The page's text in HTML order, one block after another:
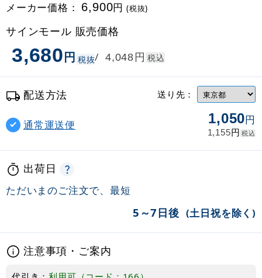
メーカー価格： 6,900円(税抜)
サインモール 販売価格
3,680円 税抜/ 4,048円 税込
配送方法 送り先：
通常運送便 1,050円
1,155円 税込
出荷日
ただいまのご注文で、最短
5～7日後 (土日祝を除く)
注意事項・ご案内